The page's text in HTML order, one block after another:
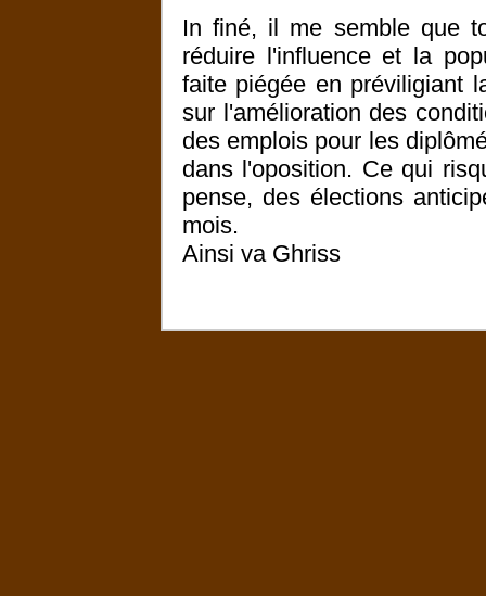
In finé, il me semble que
réduire l'influence et la
faite piégée en préviligiant
sur l'amélioration des
des emplois pour les
dans l'oposition. Ce qui
pense, des élections
mois.
Ainsi va Ghriss